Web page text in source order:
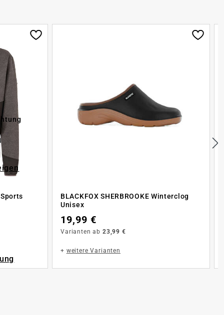
BLACKFOX SHERBROOKE Winterclog
Unisex
19,99 €
Varianten ab 23,99 €
+ weitere Varianten